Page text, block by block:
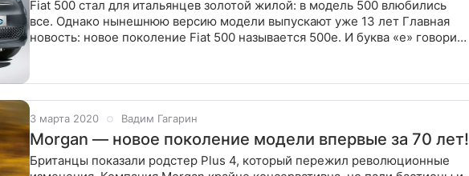
Fiat 500 стал для итальянцев золотой жилой: в модель 500 влюбились
все. Однако нынешнюю версию модели выпускают уже 13 лет Главная
новость: новое поколение Fiat 500 называется 500e. И буква «е» говорит
3 марта 2020 Вадим Гагарин
Morgan — новое поколение модели впервые за 70 лет!
Британцы показали родстер Plus 4, который пережил революционные